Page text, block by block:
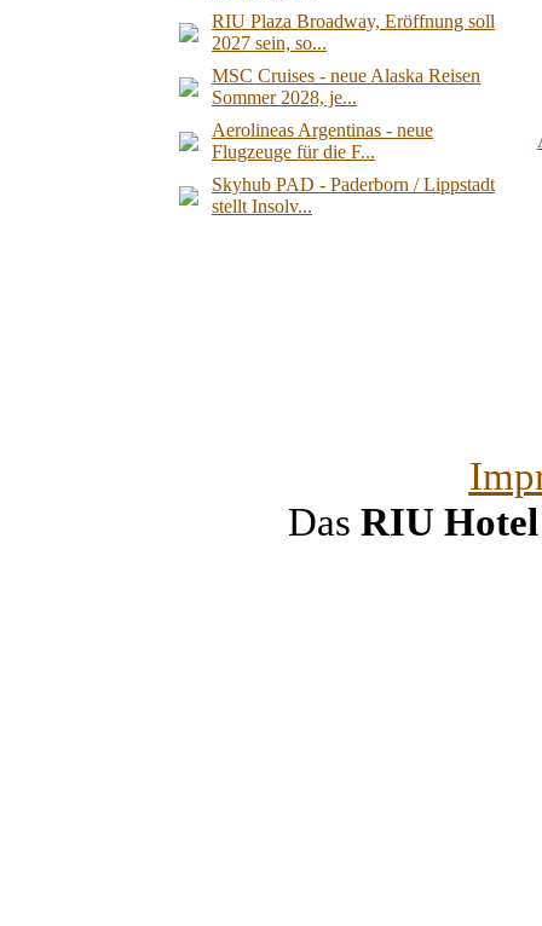
RIU Plaza Broadway, Eröffnung soll
2027 sein, so...
MSC Cruises - neue Alaska Reisen
Sommer 2028, je...
Aerolineas Argentinas - neue
Flugzeuge für die F...
Skyhub PAD - Paderborn / Lippstadt
stellt Insolv...
Das RIU